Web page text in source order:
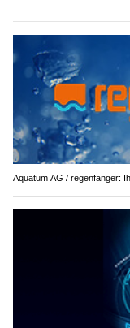
Aquatum AG / regenfänger: